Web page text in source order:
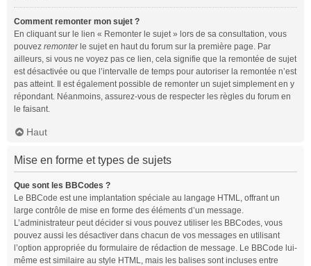
Comment remonter mon sujet ?
En cliquant sur le lien « Remonter le sujet » lors de sa consultation, vous
pouvez remonterle sujet en haut du forum sur la première page. Par
ailleurs, si vous ne voyez pas ce lien, cela signifie que la remontée de sujet
est désactivée ou que l’intervalle de temps pour autoriser la remontée n’est
pas atteint. Il est également possible de remonter un sujet simplement en y
répondant. Néanmoins, assurez-vous de respecter les règles du forum en
le faisant.
Haut
Mise en forme et types de sujets
Que sont les BBCodes ?
Le BBCode est une implantation spéciale au langage HTML, offrant un
large contrôle de mise en forme des éléments d’un message.
L’administrateur peut décider si vous pouvez utiliser les BBCodes, vous
pouvez aussi les désactiver dans chacun de vos messages en utilisant
l’option appropriée du formulaire de rédaction de message. Le BBCode lui-
même est similaire au style HTML, mais les balises sont incluses entre